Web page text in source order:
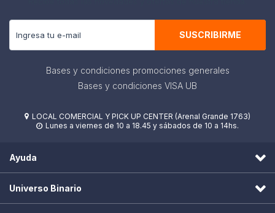
SUSCRIBIRME
Bases y condiciones promociones generales
Bases y condiciones VISA UB
 LOCAL COMERCIAL Y PICK UP CENTER (Arenal Grande 1763)
 Lunes a viernes de 10 a 18.45 y sábados de 10 a 14hs.
Ayuda
Universo Binario